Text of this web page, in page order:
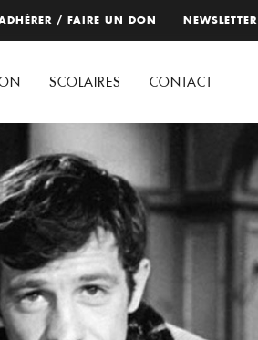
/ FAIRE UN DON NEWSLETTER
SCOLAIRES CONTACT